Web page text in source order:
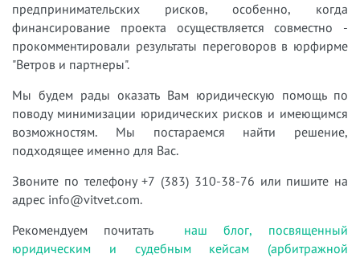
предпринимательских рисков, особенно, когда
финансирование проекта осуществляется совместно -
прокомментировали результаты переговоров в юрфирме
"Ветров и партнеры".
Мы будем рады оказать Вам юридическую помощь по
поводу минимизации юридических рисков и имеющимся
возможностям. Мы постараемся найти решение,
подходящее именно для Вас.
Звоните по телефону +7 (383) 310-38-76 или пишите на
адрес info@vitvet.com.
Рекомендуем почитать наш блог, посвященный
юридическим и судебным кейсам (арбитражной